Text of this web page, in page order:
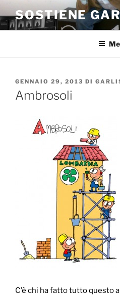
Salta
al
contenuto
SOSTIENE
PUBBLICATO
IL
GENNAIO 29, 2013 DI
Ambrosoli
C’è chi ha fatto tutto questo